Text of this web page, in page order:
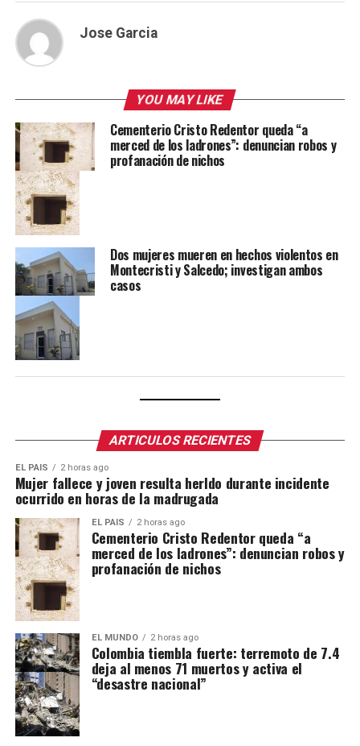
Jose Garcia
YOU MAY LIKE
Cementerio Cristo Redentor queda “a
merced de los ladrones”: denuncian robos y
profanación de nichos
Dos mujeres mueren en hechos violentos en
Montecristi y Salcedo; investigan ambos
casos
ARTICULOS RECIENTES
EL PAIS 2 horas ago
Mujer fallece y joven resulta herIdo durante incidente
ocurrido en horas de la madrugada
EL PAIS 2 horas ago
Cementerio Cristo Redentor queda “a
merced de los ladrones”: denuncian robos y
profanación de nichos
EL MUNDO 2 horas ago
Colombia tiembla fuerte: terremoto de 7.4
deja al menos 71 muertos y activa el
“desastre nacional”